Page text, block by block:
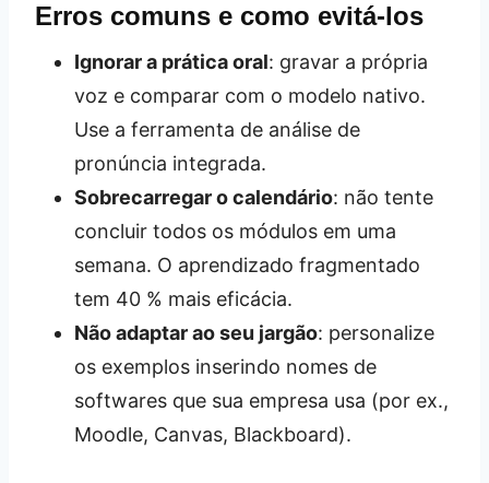
Erros comuns e como evitá‑los
Ignorar a prática oral: gravar a própria
voz e comparar com o modelo nativo.
Use a ferramenta de análise de
pronúncia integrada.
Sobrecarregar o calendário: não tente
concluir todos os módulos em uma
semana. O aprendizado fragmentado
tem 40 % mais eficácia.
Não adaptar ao seu jargão: personalize
os exemplos inserindo nomes de
softwares que sua empresa usa (por ex.,
Moodle, Canvas, Blackboard).